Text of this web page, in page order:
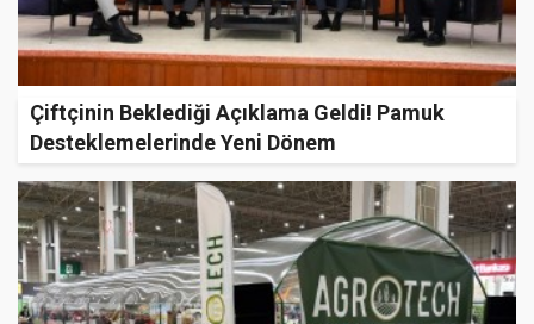
Çiftçinin Beklediği Açıklama Geldi! Pamuk
Desteklemelerinde Yeni Dönem